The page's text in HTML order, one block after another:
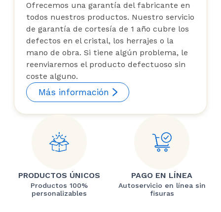
Ofrecemos una garantía del fabricante en
todos nuestros productos. Nuestro servicio
de garantía de cortesía de 1 año cubre los
defectos en el cristal, los herrajes o la
mano de obra. Si tiene algún problema, le
reenviaremos el producto defectuoso sin
coste alguno.
Más información
PRODUCTOS ÚNICOS
Productos 100%
personalizables
PAGO EN LÍNEA
Autoservicio en línea sin
fisuras